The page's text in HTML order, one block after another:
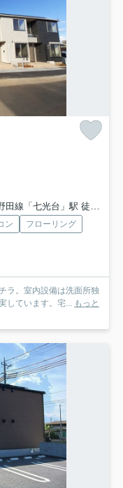
線「七光台」駅 徒歩30分
ン
フローリング
ラ。室内設備は洗面所独
しています。宅... もっと